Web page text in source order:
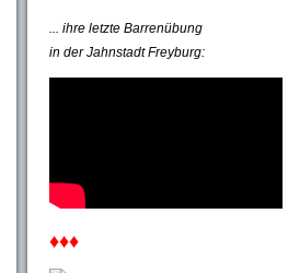
... ihre letzte Barrenübung
in der Jahnstadt Freyburg:
♦♦♦